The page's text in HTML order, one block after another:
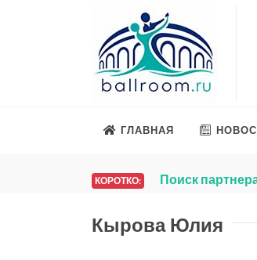
ГЛАВНАЯ
КОРОТКО: Поиск
Кырова Юлия